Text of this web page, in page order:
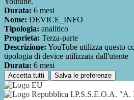
Durata: 6 mesi
Nome: DEVICE_INFO
Tipologia: analitico
Proprieta: Terza-parte
Descrizione: YouTube utilizza questo
tipologia di device utilizzata dall'utente
Durata: 6 mesi
Accetta tutti Salva le preferenze
I.P.S.S.E.O.A. "A.